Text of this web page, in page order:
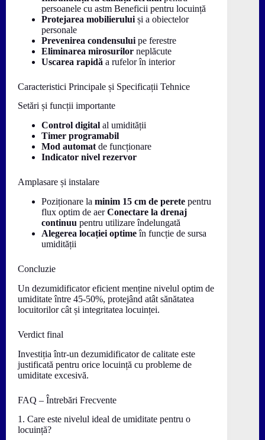
persoanele cu astm Beneficii pentru locuință
Protejarea mobilierului și a obiectelor
personale
Prevenirea condensului pe ferestre
Eliminarea mirosurilor neplăcute
Uscarea rapidă a rufelor în interior
Caracteristici Principale și Specificații Tehnice
Setări și funcții importante
Control digital al umidității
Timer programabil
Mod automat de funcționare
Indicator nivel rezervor
Amplasare și instalare
Poziționare la minim 15 cm de perete pentru
flux optim de aerConectare la drenaj
continuu pentru utilizare îndelungată
Alegerea locației optimeîn funcție de sursa
umidității
Concluzie
Un dezumidificator eficient menține nivelul optim de
umiditate între 45-50%, protejând atât sănătatea
locuitorilor cât și integritatea locuinței.
Verdict final
Investiția într-un dezumidificator de calitate este
justificată pentru orice locuință cu probleme de
umiditate excesivă.
FAQ – Întrebări Frecvente
1. Care este nivelul ideal de umiditate pentru o
locuință?